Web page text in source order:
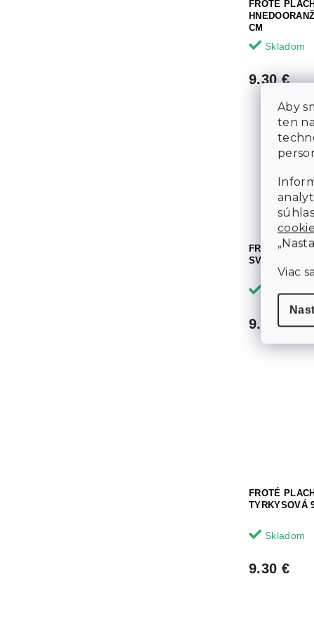
Aby
ten
Viac
FROTÉ
CM
Skladom
9.30 €
FROTÉ
Skladom
9.30 €
FROTÉ
TYRKYSOVÁ
Skladom
9.30 €